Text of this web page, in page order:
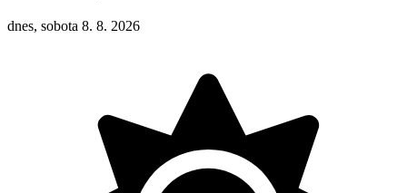
dnes, sobota 8. 8. 2026